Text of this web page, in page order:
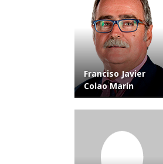
Franciso Javier
Colao Marín